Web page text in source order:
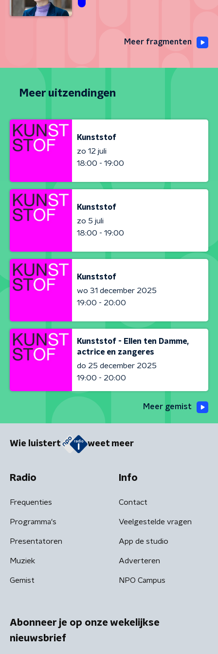
Meer fragmenten
Meer uitzendingen
Kunststof
zo 12 juli
18:00 - 19:00
Kunststof
zo 5 juli
18:00 - 19:00
Kunststof
wo 31 december 2025
19:00 - 20:00
Kunststof - Ellen ten Damme,
actrice en zangeres
do 25 december 2025
19:00 - 20:00
Meer gemist
Wie luistert weet meer
Radio
Frequenties
Programma's
Presentatoren
Muziek
Gemist
Info
Contact
Veelgestelde vragen
App de studio
Adverteren
NPO Campus
Abonneer je op onze wekelijkse
nieuwsbrief